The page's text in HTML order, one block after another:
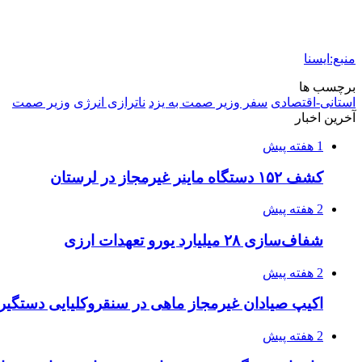
منبع:ایسنا
برچسب ها
استانی-اقتصادی سفر وزیر صمت به یزد ناترازی انرژی وزیر صمت
آخرین اخبار
1 هفته پیش
کشف ۱۵۲ دستگاه ماینر غیرمجاز در لرستان
2 هفته پیش
شفاف‌سازی ۲۸ میلیارد یورو تعهدات ارزی
2 هفته پیش
اکیپ صیادان غیرمجاز ماهی در سنقروکلیایی
2 هفته پیش